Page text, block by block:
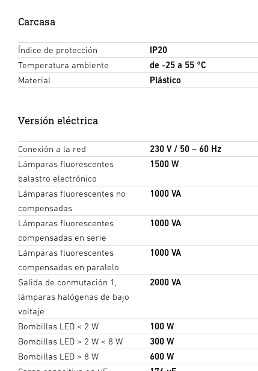
Carcasa
Índice de protección
IP20
Temperatura ambiente
de -25 a 55 °C
Material
Plástico
Versión eléctrica
Conexión a la red
230 V / 50 – 60 Hz
Lámparas fluorescentes
balastro electrónico
1500 W
Lámparas fluorescentes no
compensadas
1000 VA
Lámparas fluorescentes
compensadas en serie
1000 VA
Lámparas fluorescentes
compensadas en paralelo
1000 VA
Salida de conmutación 1,
lámparas halógenas de bajo
voltaje
2000 VA
Bombillas LED < 2 W
100 W
Bombillas LED > 2 W < 8 W
300 W
Bombillas LED > 8 W
600 W